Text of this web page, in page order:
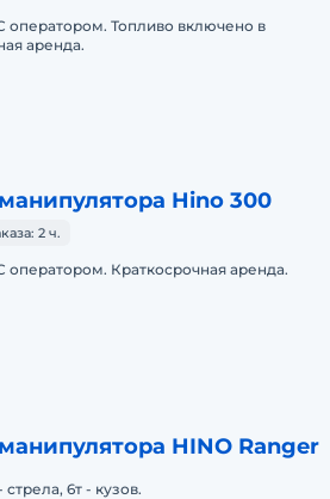
оператором. Топливо включено в
аренда.
Hino 300
2 ч.
оператором. Краткосрочная аренда.
HINO Ranger
6т - кузов.